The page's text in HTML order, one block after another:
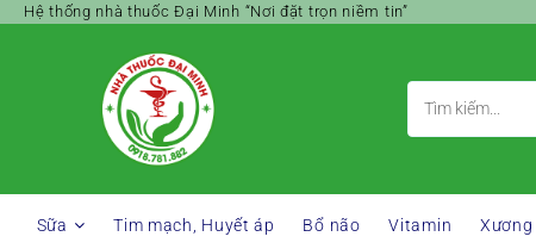
SkipHệ thống nhà thuốc Đại Minh “Nơi đặt trọn niềm tin”
Sữa Tim mạch, Huyết áp Bổ não Vitamin Xương